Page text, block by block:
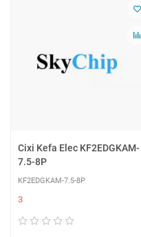
Cixi Kefa Elec KF2EDGKAM-
7.5-8P
KF2EDGKAM-7.5-8P
3